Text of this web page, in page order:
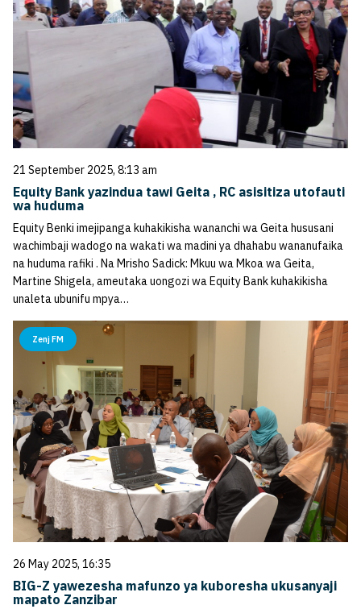
21 September 2025, 8:13 am
Equity Bank yazindua tawi Geita , RC asisitiza utofauti
wa huduma
Equity Benki imejipanga kuhakikisha wananchi wa Geita hususani
wachimbaji wadogo na wakati wa madini ya dhahabu wananufaika
na huduma rafiki . Na Mrisho Sadick: Mkuu wa Mkoa wa Geita,
Martine Shigela, ameutaka uongozi wa Equity Bank kuhakikisha
unaleta ubunifu mpya…
Zenj FM
26 May 2025, 16:35
BIG-Z yawezesha mafunzo ya kuboresha ukusanyaji
mapato Zanzibar